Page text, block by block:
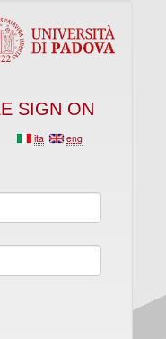
SIGN ON
eng
ita